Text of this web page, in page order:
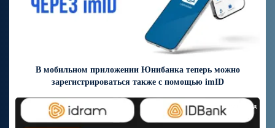
В мобильном приложении Юнибанка теперь можно
зарегистрироваться также с помощью imID
9 дней назад